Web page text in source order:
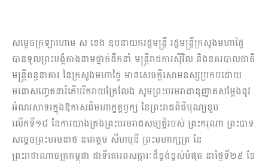
សម្តេចក្រឡាហោម ស ខេង ឧបនាយករដ្ឋមន្រ្តី រដ្ឋមន្រ្តីក្រសួងមហាផ្ទៃ
បានទូលព្រះបង្គំតាងនាមថ្នាក់ដឹកនាំ មន្រ្តីរាជការស៊ីវិល និងនគរបាលជាតិ
មន្ត្រីពន្ធនាគារ នៃក្រសួងមហាផ្ទៃ មានសេចក្ដីសោមនស្សប្រកបដោយ
មនោសញ្ចេតនារំភើបរីករាយក្រៃលែង សូមព្រះបរមរាជានុញ្ញាតសម្ដែងនូវ
អំណរសាទរក្នុងឱកាសដ៏មហាក្ខត្តឫក្ស នៃព្រះរាជពិធីបុណ្យខួប
លើកទី១៨ នៃការយាងគ្រងព្រះបរមរាជសម្បត្តិរបស់ ព្រះករុណា ព្រះបាទ
សម្ដេចព្រះបរមនាថ នរោត្តម សីហមុនី ព្រះមហាក្សត្រ នៃ
ព្រះរាជាណាចក្រកម្ពុជា ជាទីគោរពសក្ការៈដ៏ខ្ពង់ខ្ពស់បំផុត នាថ្ងៃទី២៩ ខែ